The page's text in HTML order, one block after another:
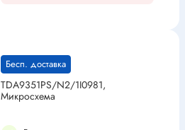
Бесп. доставка
TDA9351PS/N2/1I0981,
Микросхема